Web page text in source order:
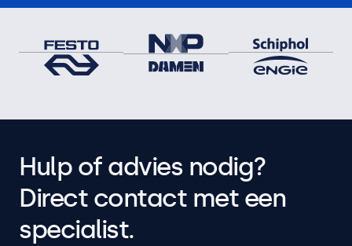
Hulp of advies nodig?
Direct contact met een
specialist.